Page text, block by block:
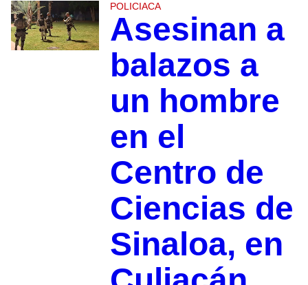
POLICIACA
Asesinan a
balazos a
un hombre
en el
Centro de
Ciencias de
Sinaloa, en